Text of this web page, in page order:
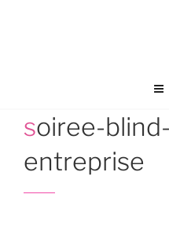
soiree-blind-test-pour-
entreprise